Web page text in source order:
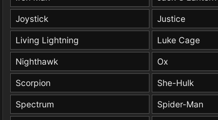
Joystick Justice
Living Lightning Luke Cage
Nighthawk Ox
Scorpion She-Hulk
Spectrum Spider-Man